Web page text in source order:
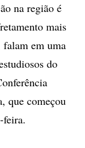
na região é
mais
em uma
do
que começou
feira.